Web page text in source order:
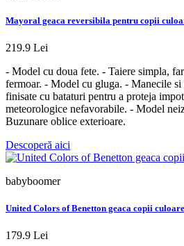
Mayoral geaca reversibila pentru copii
219.9 Lei
- Model cu doua fete. - Taiere simpla,
fermoar. - Model cu gluga. - Manecile
finisate cu bataturi pentru a proteja
meteorologice nefavorabile. - Model
Buzunare oblice exterioare.
Descoperă aici
babyboomer
United Colors of Benetton geaca copii
179.9 Lei